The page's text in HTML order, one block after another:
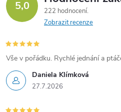
5,0
222 hodnocení
Zobrazit recenze
Daniela Klímková
27.7.2026
Vše v pořádku. Rychlé jednání a